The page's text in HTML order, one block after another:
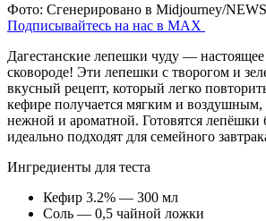
Фото: Сгенерировано в Midjourney/
Подписывайтесь на нас в MAX
Дагестанские лепешки чуду —
сковороде! Эти лепешки с творогом и
вкусный рецепт, который легко
кефире получается мягким и
нежной и ароматной. Готовятся лепёшки
идеально подходят для семейного
Ингредиенты для теста
Кефир 3.2% — 300 мл
Соль — 0,5 чайной ложки